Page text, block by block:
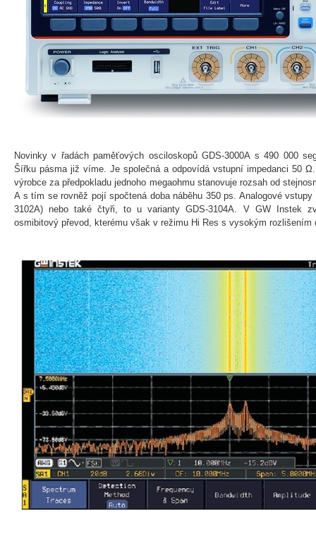
Novinky v řadách paměťových osciloskopů GDS-3000A s 490 000
Šířku pásma již víme. Je společná a odpovídá vstupní impedanci 50
výrobce za předpokladu jednoho megaohmu stanovuje rozsah od
A s tím se rovněž pojí spočtená doba náběhu 350 ps. Analogové
3102A) nebo také čtyři, to u varianty GDS-3104A. V GW Instek
osmibitový převod, kterému však v režimu Hi Res s vysokým